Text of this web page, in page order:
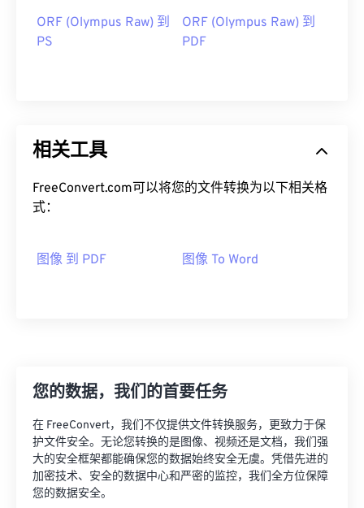
ORF (Olympus Raw) 到
PS
ORF (Olympus Raw) 到
PDF
相关工具
FreeConvert.com可以将您的文件转换为以下相关格
式：
图像 到 PDF 图像 To Word
您的数据，我们的首要任务
在 FreeConvert，我们不仅提供文件转换服务，更致力于保
护文件安全。无论您转换的是图像、视频还是文档，我们强
大的安全框架都能确保您的数据始终安全无虞。凭借先进的
加密技术、安全的数据中心和严密的监控，我们全方位保障
您的数据安全。